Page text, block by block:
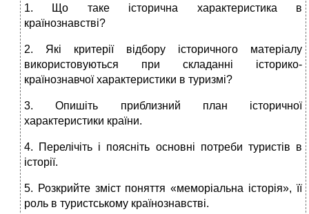
1. Що таке історична характеристика в
країнознавстві?
2. Які критерії відбору історичного матеріалу
використовуються при складанні історико-
країнознавчої характеристики в туризмі?
3. Опишіть приблизний план історичної
характеристики країни.
4. Перелічіть і поясніть основні потреби туристів в
історії.
5. Розкрийте зміст поняття «меморіальна історія», її
роль в туристському країнознавстві.